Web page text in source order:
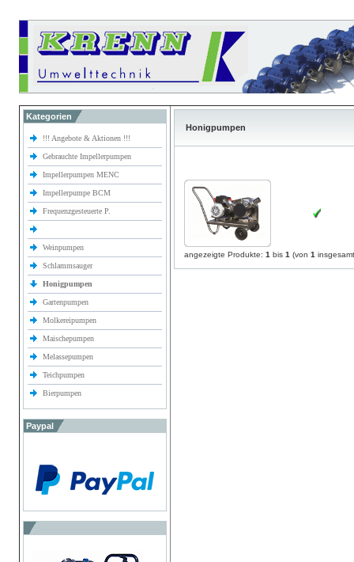
Kategorien
!!! Angebote & Aktionen !!!
Gebrauchte Impellerpumpen
Impellerpumpen MENC
Impellerpumpe BCM
Frequenzgesteuerte P.
Weinpumpen
Schlammsauger
Honigpumpen
Gartenpumpen
Molkereipumpen
Maischepumpen
Melassepumpen
Teichpumpen
Bierpumpen
Paypal
Honigpumpen
angezeigte Produkte: 1 bis 1 (von 1